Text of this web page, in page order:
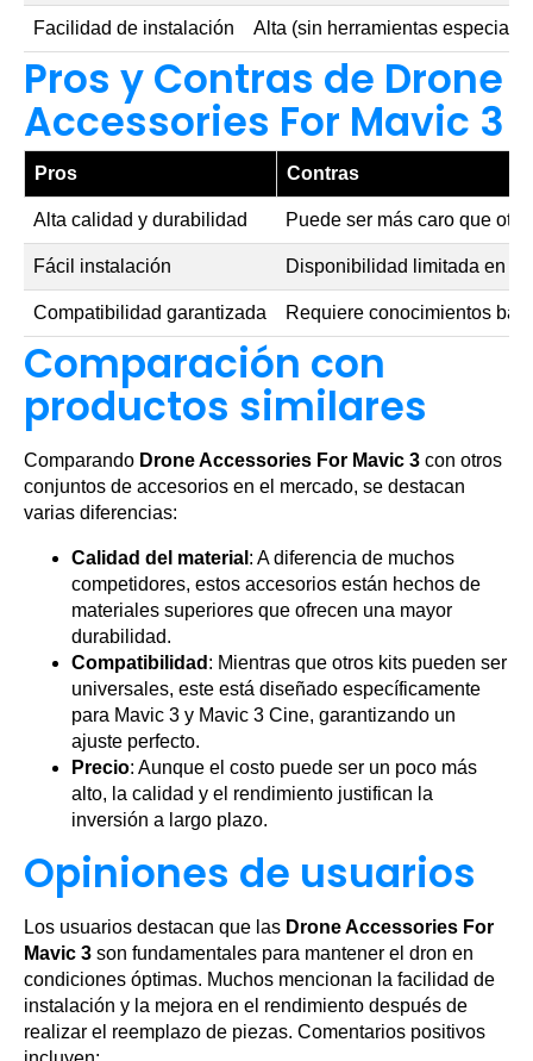
Facilidad de instalación Alta (sin herramientas
Pros y Contras de Drone
Accessories For Mavic 3
Pros Contras
Alta calidad y durabilidad Puede ser más caro que
Fácil instalación Disponibilidad limitada en
Compatibilidad garantizada Requiere conocimientos
Comparación con
productos similares
Comparando Drone Accessories For Mavic 3 con otros
conjuntos de accesorios en el mercado, se destacan
varias diferencias:
Calidad del material : A diferencia de muchos
competidores, estos accesorios están hechos de
materiales superiores que ofrecen una mayor
durabilidad.
Compatibilidad : Mientras que otros kits pueden ser
universales, este está diseñado específicamente
para Mavic 3 y Mavic 3 Cine, garantizando un
ajuste perfecto.
Precio: Aunque el costo puede ser un poco más
alto, la calidad y el rendimiento justifican la
inversión a largo plazo.
Opiniones de usuarios
Los usuarios destacan que las Drone Accessories For
Mavic 3 son fundamentales para mantener el dron en
condiciones óptimas. Muchos mencionan la facilidad de
instalación y la mejora en el rendimiento después de
realizar el reemplazo de piezas. Comentarios positivos